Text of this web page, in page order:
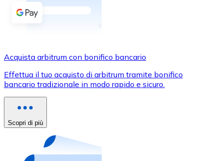
Bonifico SEPA
Usa le carte Visa e Mastercard per acquistare
Acquista con carta
Acquista gift card dei tuoi marchi preferiti con
Acquista arbitrum con bonifico bancario
Effettua il tuo acquisto di arbitrum tramite bonifico
bancario tradizionale in modo rapido e sicuro.
Scopri di più